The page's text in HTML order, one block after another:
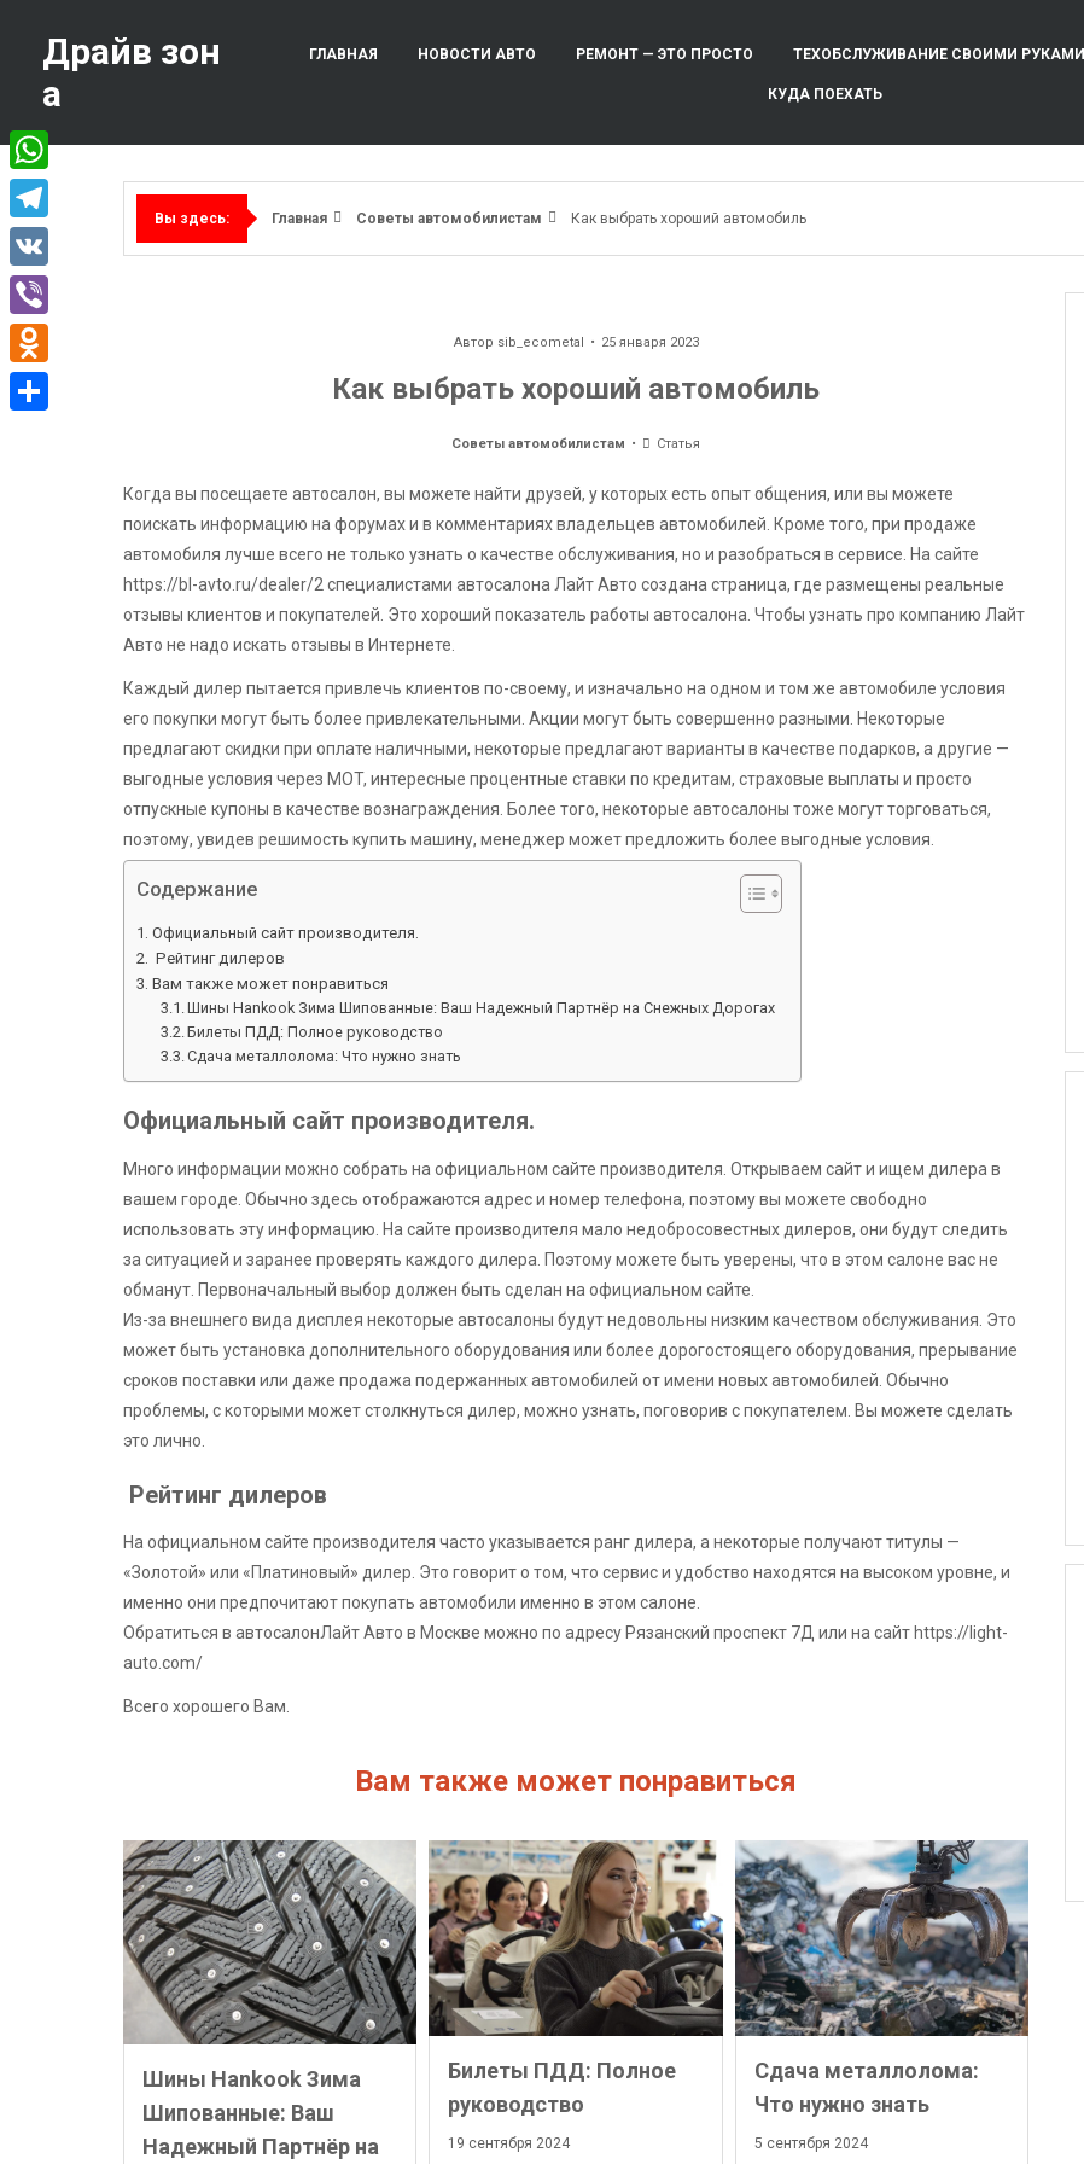
содержимому
Драйв зон
а
ГЛАВНАЯ НОВОСТИ АВТО РЕМОНТ — ЭТО ПРОСТО ТЕХОБСЛУЖИВАНИЕ СВОИМИ РУКАМИ
КУДА ПОЕХАТЬ
Вы здесь: Главная Советы автомобилистам Как выбрать хороший автомобиль
Автор sib_ecometal 25 января 2023
Как выбрать хороший автомобиль
Советы автомобилистам Статья
Когда вы посещаете автосалон, вы можете найти друзей, у которых есть опыт общения, или вы можете
поискать информацию на форумах и в комментариях владельцев автомобилей. Кроме того, при продаже
автомобиля лучше всего не только узнать о качестве обслуживания, но и разобраться в сервисе. На сайте
https://bl-avto.ru/dealer/2 специалистами автосалона Лайт Авто создана страница, где размещены реальные
отзывы клиентов и покупателей. Это хороший показатель работы автосалона. Чтобы узнать про компанию Лайт
Авто не надо искать отзывы в Интернете.
Каждый дилер пытается привлечь клиентов по-своему, и изначально на одном и том же автомобиле условия
его покупки могут быть более привлекательными. Акции могут быть совершенно разными. Некоторые
предлагают скидки при оплате наличными, некоторые предлагают варианты в качестве подарков, а другие —
выгодные условия через MOT, интересные процентные ставки по кредитам, страховые выплаты и просто
отпускные купоны в качестве вознаграждения. Более того, некоторые автосалоны тоже могут торговаться,
поэтому, увидев решимость купить машину, менеджер может предложить более выгодные условия.
Содержание
Официальный сайт производителя.
Рейтинг дилеров
Вам также может понравиться
Шины Hankook Зима Шипованные: Ваш Надежный Партнёр на Снежных Дорогах
Билеты ПДД: Полное руководство
Сдача металлолома: Что нужно знать
Официальный сайт производителя.
Много информации можно собрать на официальном сайте производителя. Открываем сайт и ищем дилера в
вашем городе. Обычно здесь отображаются адрес и номер телефона, поэтому вы можете свободно
использовать эту информацию. На сайте производителя мало недобросовестных дилеров, они будут следить
за ситуацией и заранее проверять каждого дилера. Поэтому можете быть уверены, что в этом салоне вас не
обманут. Первоначальный выбор должен быть сделан на официальном сайте.
Из-за внешнего вида дисплея некоторые автосалоны будут недовольны низким качеством обслуживания. Это
может быть установка дополнительного оборудования или более дорогостоящего оборудования, прерывание
сроков поставки или даже продажа подержанных автомобилей от имени новых автомобилей. Обычно
проблемы, с которыми может столкнуться дилер, можно узнать, поговорив с покупателем. Вы можете сделать
это лично.
Рейтинг дилеров
На официальном сайте производителя часто указывается ранг дилера, а некоторые получают титулы —
«Золотой» или «Платиновый» дилер. Это говорит о том, что сервис и удобство находятся на высоком уровне, и
именно они предпочитают покупать автомобили именно в этом салоне.
Обратиться в автосалонЛайт Авто в Москве можно по адресу Рязанский проспект 7Д или на сайт https://light-
auto.com/
Всего хорошего Вам.
Вам также может понравиться
Шины Hankook Зима
Шипованные: Ваш
Надежный Партнёр на
Билеты ПДД: Полное
руководство
19 сентября 2024
Сдача металлолома:
Что нужно знать
5 сентября 2024
WhatsApp
Telegram
VK
Viber
Odnoklassniki